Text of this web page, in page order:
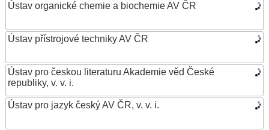
Ústav organické chemie a biochemie AV ČR
Ústav přístrojové techniky AV ČR
Ústav pro českou literaturu Akademie věd České
republiky, v. v. i.
Ústav pro jazyk český AV ČR, v. v. i.